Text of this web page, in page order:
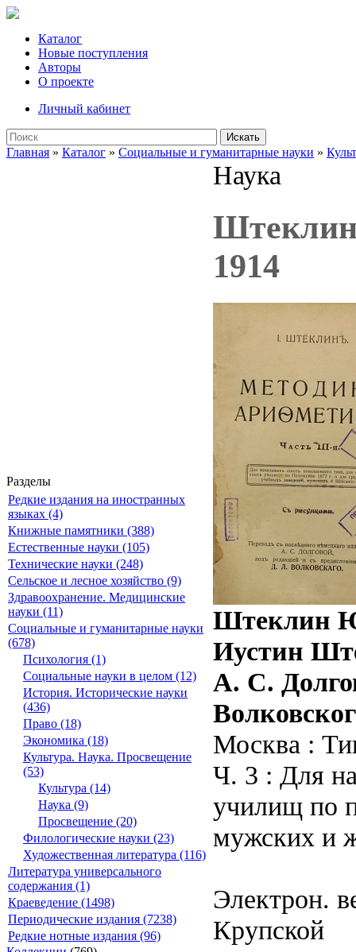
Каталог
Новые поступления
Авторы
О проекте
Личный кабинет
Искать
Главная » Каталог » Социальные и гуманитарные науки »
Разделы
Редкие издания на иностранных
языках (4)
Книжные памятники (388)
Естественные науки (105)
Технические науки (248)
Сельское и лесное хозяйство (9)
Здравоохранение. Медицинские
науки (11)
Социальные и гуманитарные науки
(678)
Психология (1)
Социальные науки в целом (12)
История. Исторические науки
(436)
Право (18)
Экономика (18)
Культура. Наука. Просвещение
(53)
Культура (14)
Наука (9)
Просвещение (20)
Филологические науки (23)
Художественная литература (116)
Литература универсального
содержания (1)
Краеведение (1498)
Периодические издания (7238)
Редкие нотные издания (96)
Наука
1914
Штеклин
Иустин
А. С.
Москва :
Ч. 3 : Для
училищ по
мужских и
Электрон.
Крупской